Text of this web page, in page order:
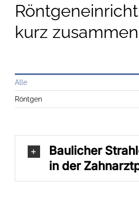
kurz
Alle
Röntgen
Baulicher
in der